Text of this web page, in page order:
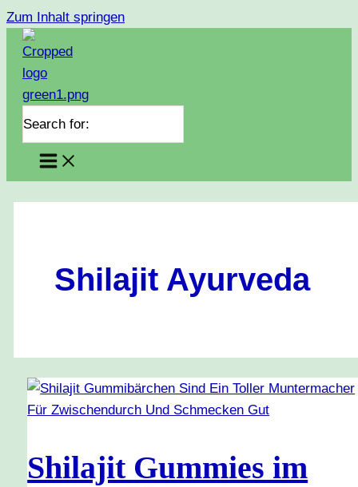
Zum Inhalt springen
Search for:
Shilajit Ayurveda
Shilajit Gummies im